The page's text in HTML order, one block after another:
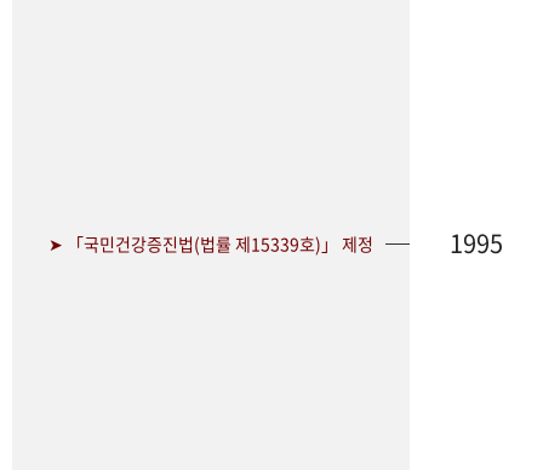
➤ 「국민건강증진법(법률 제15339호)」 제정 1995